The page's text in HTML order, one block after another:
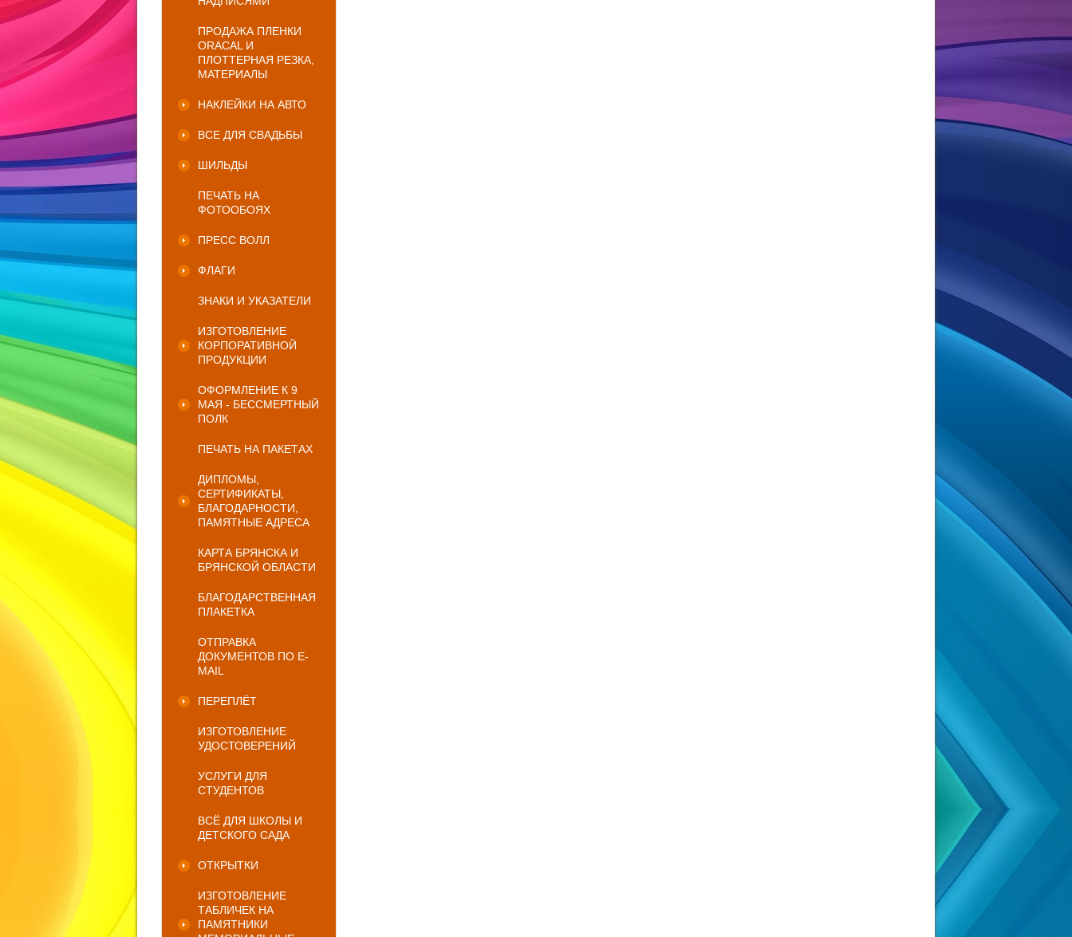
ПРОДАЖА ПЛЕНКИ
ORACAL И
ПЛОТТЕРНАЯ РЕЗКА,
МАТЕРИАЛЫ
НАКЛЕЙКИ НА АВТО
ВСЕ ДЛЯ СВАДЬБЫ
ШИЛЬДЫ
ПЕЧАТЬ НА
ФОТООБОЯХ
ПРЕСС ВОЛЛ
ФЛАГИ
ЗНАКИ И УКАЗАТЕЛИ
ИЗГОТОВЛЕНИЕ
КОРПОРАТИВНОЙ
ПРОДУКЦИИ
ОФОРМЛЕНИЕ К 9
МАЯ - БЕССМЕРТНЫЙ
ПОЛК
ПЕЧАТЬ НА ПАКЕТАХ
ДИПЛОМЫ,
СЕРТИФИКАТЫ,
БЛАГОДАРНОСТИ,
ПАМЯТНЫЕ АДРЕСА
КАРТА БРЯНСКА И
БРЯНСКОЙ ОБЛАСТИ
БЛАГОДАРСТВЕННАЯ
ПЛАКЕТКА
ОТПРАВКА
ДОКУМЕНТОВ ПО E-
MAIL
ПЕРЕПЛЁТ
ИЗГОТОВЛЕНИЕ
УДОСТОВЕРЕНИЙ
УСЛУГИ ДЛЯ
СТУДЕНТОВ
ВСЁ ДЛЯ ШКОЛЫ И
ДЕТСКОГО САДА
ОТКРЫТКИ
ИЗГОТОВЛЕНИЕ
ТАБЛИЧЕК НА
ПАМЯТНИКИ